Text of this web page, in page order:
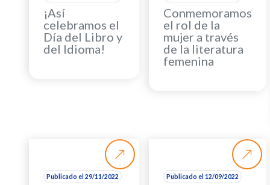
¡Así
celebramos el
Día del Libro y
del Idioma!
Conmemoramos
el rol de la
mujer a través
de la literatura
femenina
Publicado el 29/11/2022 Publicado el 12/09/2022